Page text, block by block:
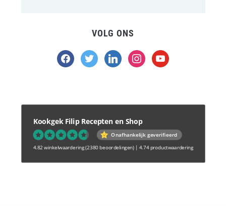
VOLG ONS
facebook
twitter linkedininstagramyoutube
Kookgek Filip Recepten en Shop
Onafhankelijk geverifieerd
4.82 winkelwaardering(2380 beoordelingen)| 4.74 productwaardering